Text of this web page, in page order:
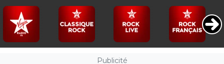
Publicité